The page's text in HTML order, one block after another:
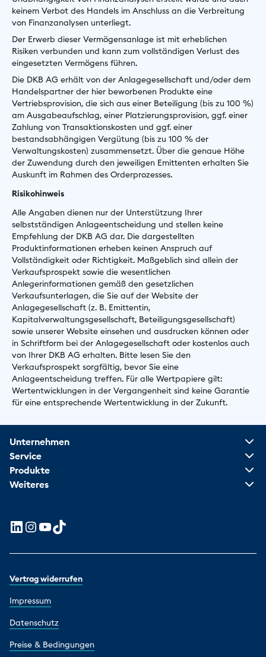
keinem Verbot des Handels im Anschluss an die Verbreitung
von Finanzanalysen unterliegt.
Der Erwerb dieser Vermögensanlage ist mit erheblichen
Risiken verbunden und kann zum vollständigen Verlust des
eingesetzten Vermögens führen.
Die DKB AG erhält von der Anlagegesellschaft und/oder dem
Handelspartner der hier beworbenen Produkte eine
Vertriebsprovision, die sich aus einer Beteiligung (bis zu 100 %)
am Ausgabeaufschlag, einer Platzierungsprovision, ggf. einer
Zahlung von Transaktionskosten und ggf. einer
bestandsabhängigen Vergütung (bis zu 100 % der
Verwaltungskosten) zusammensetzt. Über die genaue Höhe
der Zuwendung durch den jeweiligen Emittenten erhalten Sie
Auskunft im Rahmen des Orderprozesses.
Risikohinweis
Alle Angaben dienen nur der Unterstützung Ihrer
selbstständigen Anlageentscheidung und stellen keine
Empfehlung der DKB AG dar. Die dargestellten
Produktinformationen erheben keinen Anspruch auf
Vollständigkeit oder Richtigkeit. Maßgeblich sind allein der
Verkaufsprospekt sowie die wesentlichen
Anlegerinformationen gemäß den gesetzlichen
Verkaufsunterlagen, die Sie auf der Website der
Anlagegesellschaft (z. B. Emittentin,
Kapitalverwaltungsgesellschaft, Beteiligungsgesellschaft)
sowie unserer Website einsehen und ausdrucken können oder
in Schriftform bei der Anlagegesellschaft oder kostenlos auch
von Ihrer DKB AG erhalten. Bitte lesen Sie den
Verkaufsprospekt sorgfältig, bevor Sie eine
Anlageentscheidung treffen. Für alle Wertpapiere gilt:
Wertentwicklungen in der Vergangenheit sind keine Garantie
für eine entsprechende Wertentwicklung in der Zukunft.
Unternehmen
Service
Produkte
Weiteres
Vertrag widerrufen
Impressum
Datenschutz
Preise & Bedingungen